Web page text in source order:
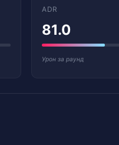
ADR
81.0
Урон за раунд